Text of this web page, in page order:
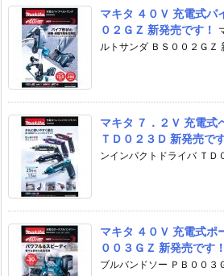
マキタ ４０Ｖ 充電式パ
０２ＧＺ 新発売です！
ルトサンダ ＢＳ００２ＧＺ
マキタ ７．２Ｖ 充電式
ＴＤ０２３Ｄ 新発売で
ンインパクトドライバ ＴＤ
マキタ ４０Ｖ 充電式ポ
００３ＧＺ 新発売です！
ブルバンドソー ＰＢ００３